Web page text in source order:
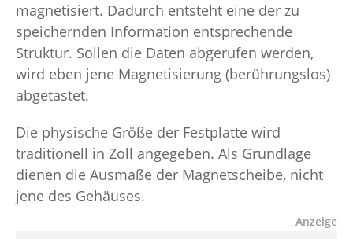
magnetisiert. Dadurch entsteht eine der zu
speichernden Information entsprechende
Struktur. Sollen die Daten abgerufen werden,
wird eben jene Magnetisierung (berührungslos)
abgetastet.
Die physische Größe der Festplatte wird
traditionell in Zoll angegeben. Als Grundlage
dienen die Ausmaße der Magnetscheibe, nicht
jene des Gehäuses.